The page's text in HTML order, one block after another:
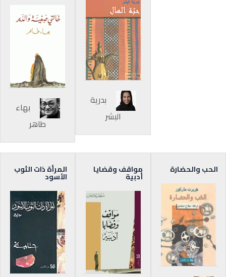
بدرية
البشر
بهاء
طاهر
الحب والحضارة مواقف وقضايا
أدبية
المرأة ذات الثوب
الأسود